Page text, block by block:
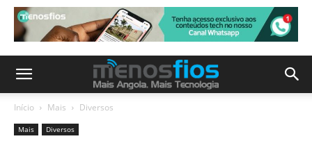
Início Mais Diversos
Mais Diversos